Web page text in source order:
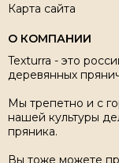
Карта сайта
О КОМПАНИИ
Texturra - это
деревянных
Мы трепетно и с
нашей культуры
пряника.
Вы тоже можете